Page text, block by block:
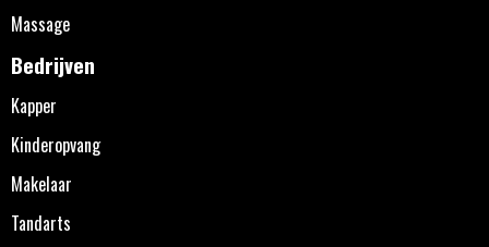
Massage
Bedrijven
Kapper
Kinderopvang
Makelaar
Tandarts